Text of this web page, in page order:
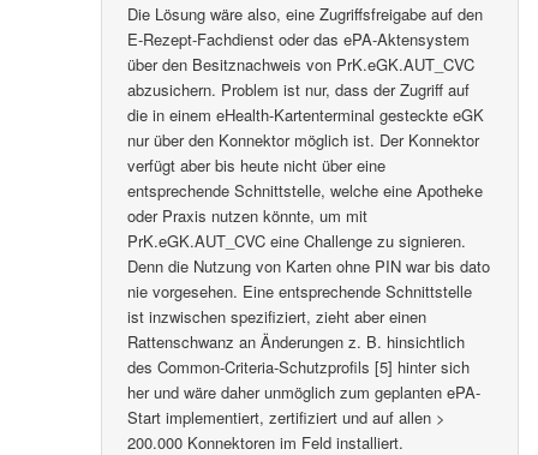
Die Lösung wäre also, eine Zugriffsfreigabe auf den
E-Rezept-Fachdienst oder das ePA-Aktensystem
über den Besitznachweis von PrK.eGK.AUT_CVC
abzusichern. Problem ist nur, dass der Zugriff auf
die in einem eHealth-Kartenterminal gesteckte eGK
nur über den Konnektor möglich ist. Der Konnektor
verfügt aber bis heute nicht über eine
entsprechende Schnittstelle, welche eine Apotheke
oder Praxis nutzen könnte, um mit
PrK.eGK.AUT_CVC eine Challenge zu signieren.
Denn die Nutzung von Karten ohne PIN war bis dato
nie vorgesehen. Eine entsprechende Schnittstelle
ist inzwischen spezifiziert, zieht aber einen
Rattenschwanz an Änderungen z. B. hinsichtlich
des Common-Criteria-Schutzprofils [5] hinter sich
her und wäre daher unmöglich zum geplanten ePA-
Start implementiert, zertifiziert und auf allen >
200.000 Konnektoren im Feld installiert.